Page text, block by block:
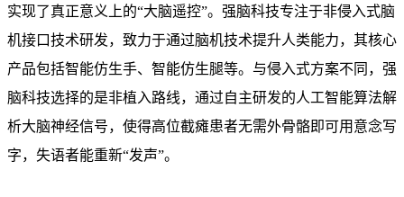
实现了真正意义上的“大脑遥控”。强脑科技专注于非侵入式脑
机接口技术研发，致力于通过脑机技术提升人类能力，其核心
产品包括智能仿生手、智能仿生腿等。与侵入式方案不同，强
脑科技选择的是非植入路线，通过自主研发的人工智能算法解
析大脑神经信号，使得高位截瘫患者无需外骨骼即可用意念写
字，失语者能重新“发声”。